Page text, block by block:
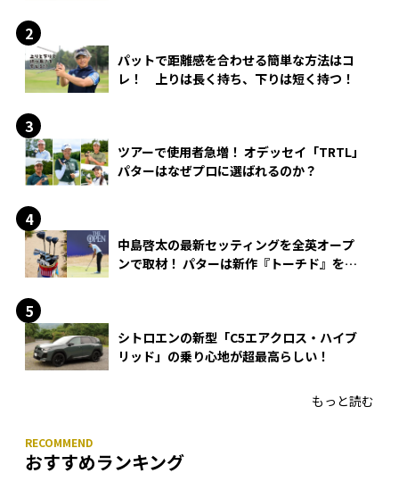
パットで距離感を合わせる簡単な方法はコ
レ！ 上りは長く持ち、下りは短く持つ！
ツアーで使用者急増！ オデッセイ「TRTL」
パターはなぜプロに選ばれるのか？
中島啓太の最新セッティングを全英オープ
ンで取材！ パターは新作『トーチド』を投
シトロエンの新型「C5エアクロス・ハイブ
リッド」の乗り心地が超最高らしい！
もっと読む
おすすめランキング